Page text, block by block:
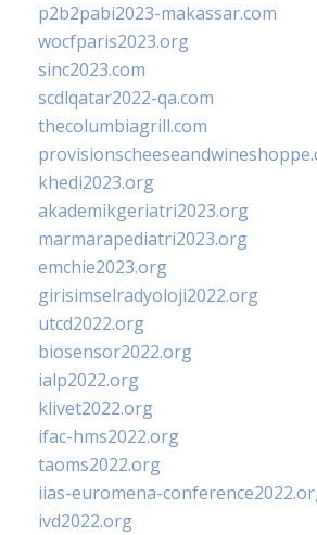
p2b2pabi2023-makassar.com
wocfparis2023.org
sinc2023.com
scdlqatar2022-qa.com
thecolumbiagrill.com
khedi2023.org
akademikgeriatri2023.org
marmarapediatri2023.org
emchie2023.org
girisimselradyoloji2022.org
utcd2022.org
biosensor2022.org
ialp2022.org
klivet2022.org
ifac-hms2022.org
taoms2022.org
iias-euromena-
ivd2022.org